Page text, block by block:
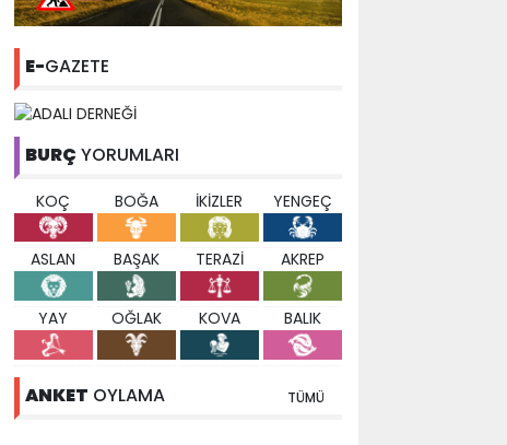
E-GAZETE
BURÇ YORUMLARI
KOÇ BOĞA İKİZLER YENGEÇ
ASLAN BAŞAK TERAZİ AKREP
YAY OĞLAK KOVA BALIK
ANKET OYLAMA TÜMÜ